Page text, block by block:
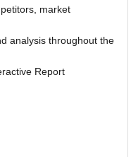
market
analysis throughout the
Report